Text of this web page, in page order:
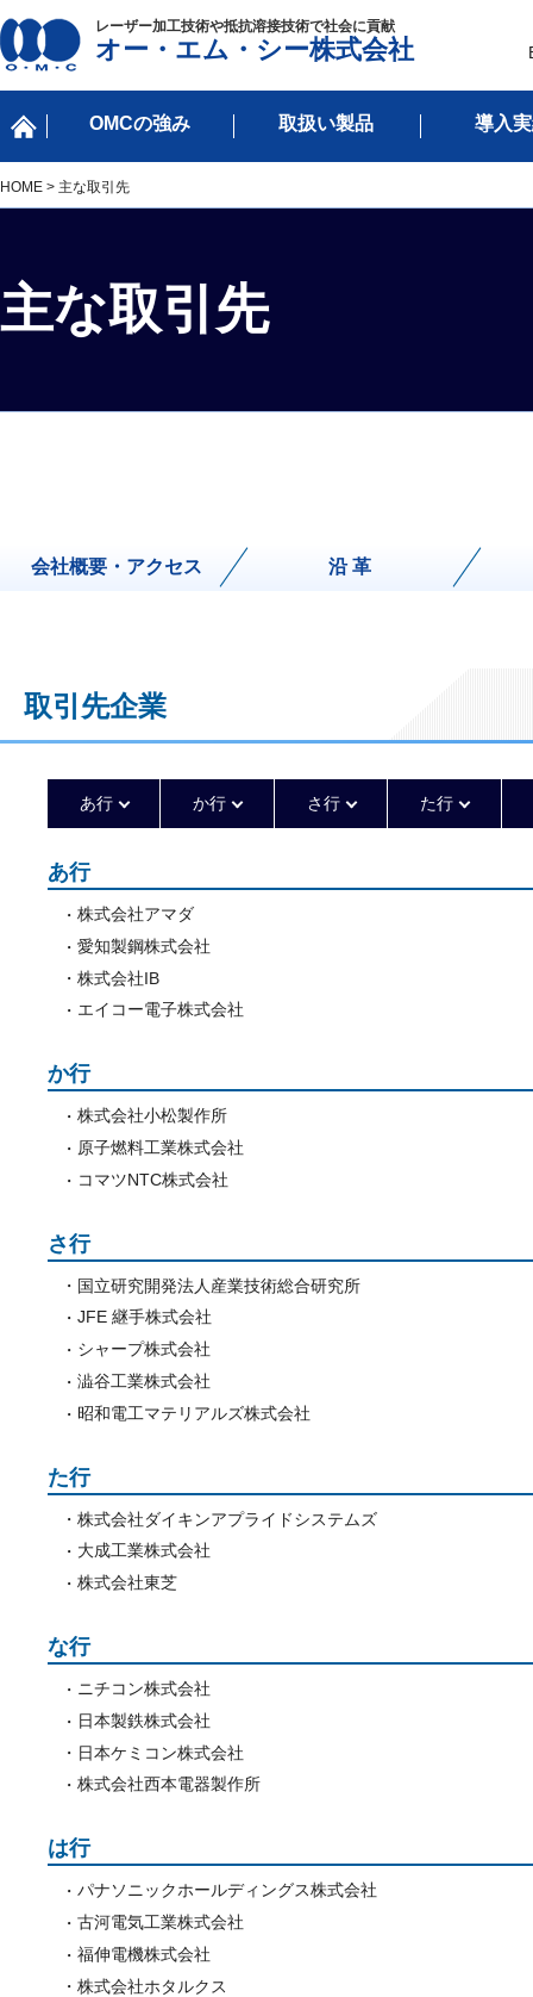
レーザー加工技術や抵抗溶接技術で社会に貢献
オー・エム・シー株式会社
OMCの強み 取扱い製品 導入
HOME > 主な取引先
主な取引先
会社概要・アクセス 沿 革
取引先企業
あ行 か行 さ行 た行
あ行
株式会社アマダ
愛知製鋼株式会社
株式会社IB
エイコー電子株式会社
か行
株式会社小松製作所
原子燃料工業株式会社
コマツNTC株式会社
さ行
国立研究開発法人産業技術総合研究所
JFE 継手株式会社
シャープ株式会社
澁谷工業株式会社
昭和電工マテリアルズ株式会社
た行
株式会社ダイキンアプライドシステムズ
大成工業株式会社
株式会社東芝
な行
ニチコン株式会社
日本製鉄株式会社
日本ケミコン株式会社
株式会社西本電器製作所
は行
パナソニックホールディングス株式会社
古河電気工業株式会社
福伸電機株式会社
株式会社ホタルクス